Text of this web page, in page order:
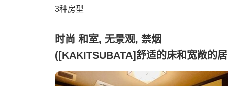
3种房型
时尚 和室, 无景观, 禁烟
([KAKITSUBATA]舒适的床和宽敞的居
室)